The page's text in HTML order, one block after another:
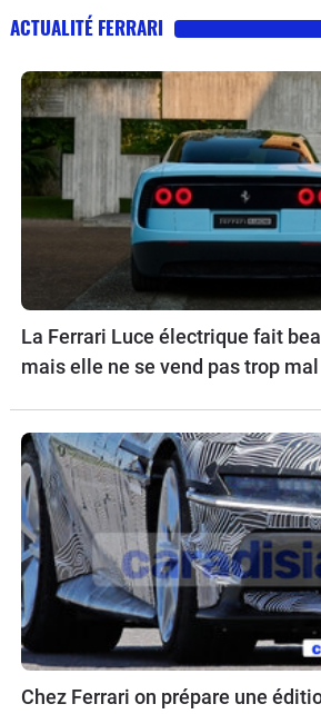
ACTUALITÉ FERRARI
La Ferrari Luce électrique fait
mais elle ne se vend pas trop mal
Chez Ferrari on prépare une